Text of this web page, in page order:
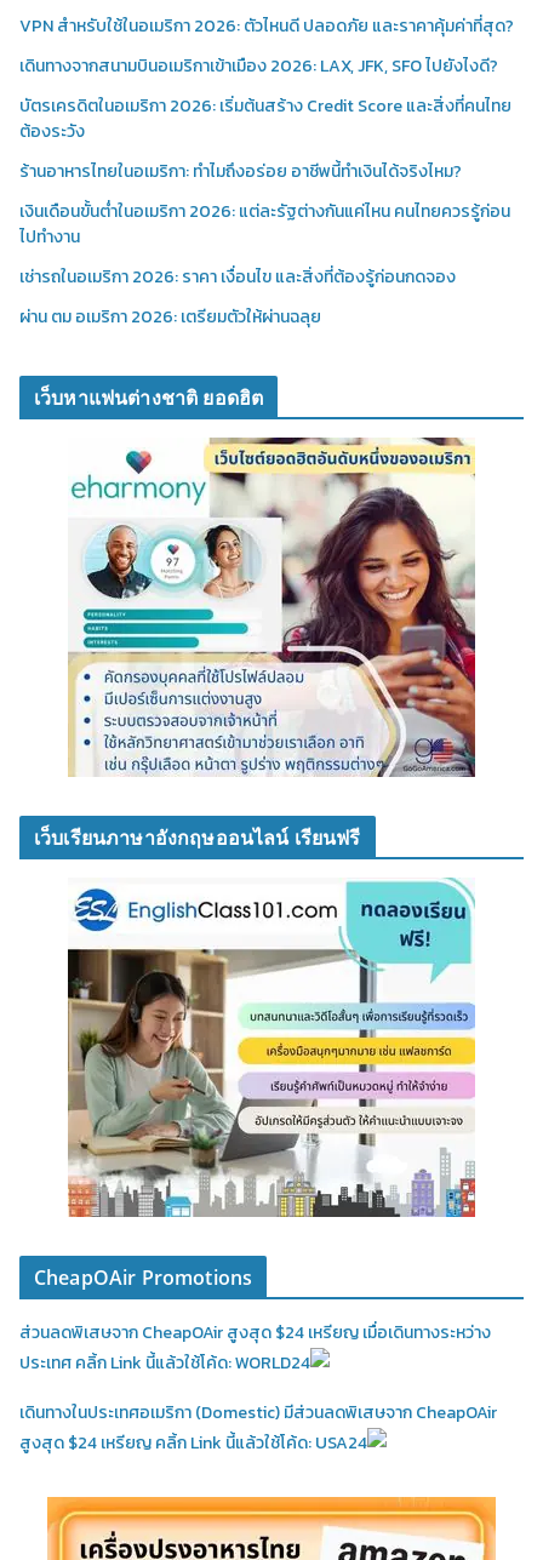
VPN สำหรับใช้ในอเมริกา 2026: ตัวไหนดี ปลอดภัย และราคาคุ้มค่าที่สุด?
เดินทางจากสนามบินอเมริกาเข้าเมือง 2026: LAX, JFK, SFO ไปยังไงดี?
บัตรเครดิตในอเมริกา 2026: เริ่มต้นสร้าง Credit Score และสิ่งที่คนไทย
ต้องระวัง
ร้านอาหารไทยในอเมริกา: ทำไมถึงอร่อย อาชีพนี้ทำเงินได้จริงไหม?
เงินเดือนขั้นต่ำในอเมริกา 2026: แต่ละรัฐต่างกันแค่ไหน คนไทยควรรู้ก่อน
ไปทำงาน
เช่ารถในอเมริกา 2026: ราคา เงื่อนไข และสิ่งที่ต้องรู้ก่อนกดจอง
ผ่าน ตม อเมริกา 2026: เตรียมตัวให้ผ่านฉลุย
เว็บหาแฟนต่างชาติ ยอดฮิต
เว็บเรียนภาษาอังกฤษออนไลน์ เรียนฟรี
CheapOAir Promotions
ส่วนลดพิเสษจาก CheapOAir สูงสุด $24 เหรียญ เมื่อเดินทางระหว่าง
ประเทศ คลิ้ก Link นี้แล้วใช้โค้ด: WORLD24
เดินทางในประเทศอเมริกา (Domestic)มีส่วนลดพิเสษจาก CheapOAir
สูงสุด $24 เหรียญ คลิ้ก Link นี้แล้วใช้โค้ด: USA24